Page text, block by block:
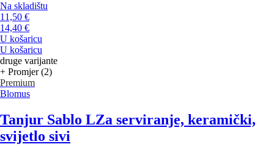
Na skladištu
11,50 €
14,40 €
U košaricu
U košaricu
druge varijante
+ Promjer (2)
Premium
Blomus
Tanjur Sablo LZa serviranje, keramički,
svijetlo sivi